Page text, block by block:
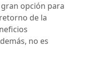
opción para
de la
no es